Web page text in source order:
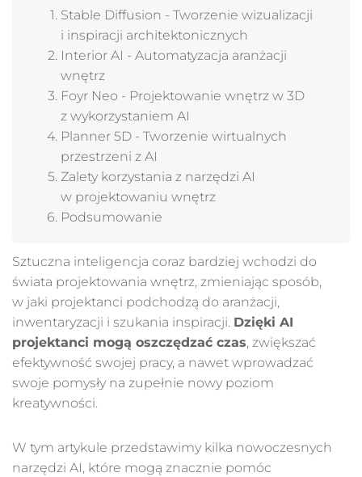
Stable Diffusion - Tworzenie wizualizacji
i inspiracji architektonicznych
Interior AI - Automatyzacja aranżacji
wnętrz
Foyr Neo - Projektowanie wnętrz w 3D
z wykorzystaniem AI
Planner 5D - Tworzenie wirtualnych
przestrzeni z AI
Zalety korzystania z narzędzi AI
w projektowaniu wnętrz
Podsumowanie
Sztuczna inteligencja coraz bardziej wchodzi do
świata projektowania wnętrz, zmieniając sposób,
w jaki projektanci podchodzą do aranżacji,
inwentaryzacji i szukania inspiracji. Dzięki AI
projektanci mogą oszczędzać czas, zwiększać
efektywność swojej pracy, a nawet wprowadzać
swoje pomysły na zupełnie nowy poziom
kreatywności.
W tym artykule przedstawimy kilka nowoczesnych
narzędzi AI, które mogą znacznie pomóc